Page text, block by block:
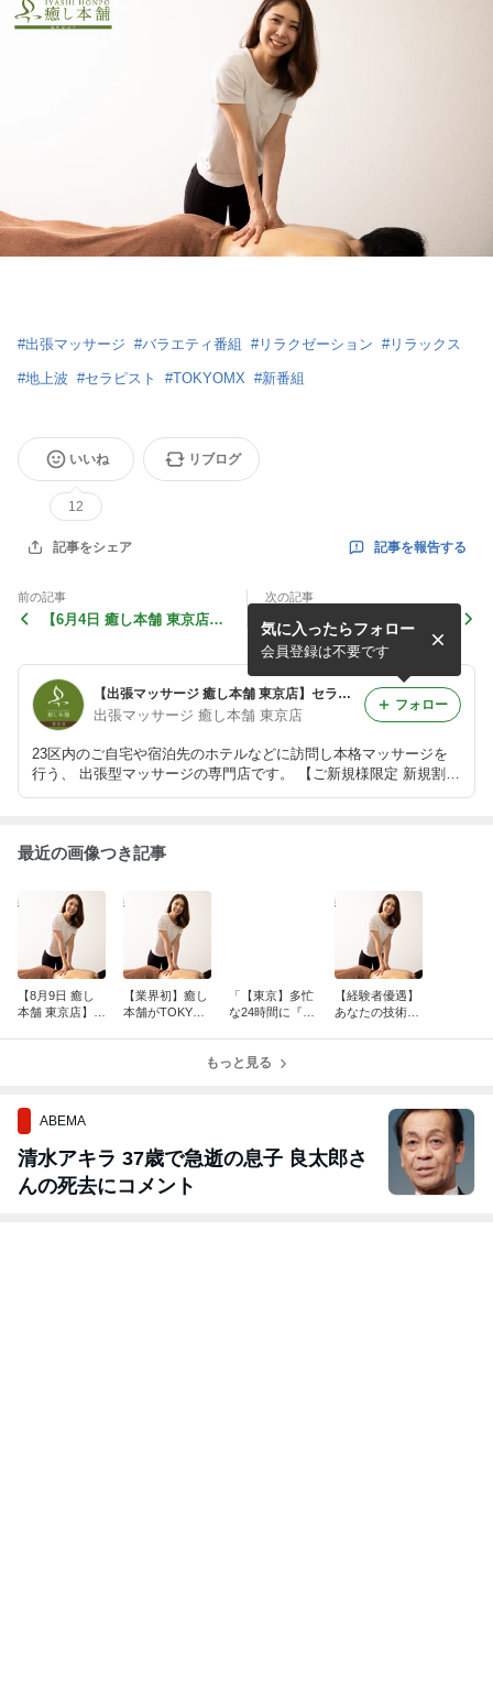
#出張マッサージ #バラエティ番組 #リラクゼーション #リラックス
#地上波 #セラピスト #TOKYOMX #新番組
いいね
12
リブログ
記事をシェア 記事を報告する
前の記事
【6月4日 癒し本舗 東京店】
次の記事
「【東京】多忙な24時間に
『余白』を。カード決済でス
マートに整う夜。」
【出張マッサージ 癒し本舗 東京店】セラピスト出勤ブログ
出張マッサージ 癒し本舗 東京店
23区内のご自宅や宿泊先のホテルなどに訪問し本格マッサージを
行う、 出張型マッサージの専門店です。 【ご新規様限定 新規割】
公式LINEにご登録いただきますと、ご新規様に限り最大5,000円O
気に入ったらフォロー
会員登録は不要です
フォロー
最近の画像つき記事
【8月9日 癒し
本舗 東京店】セ
【業界初】癒し
本舗がTOKYO
「【東京】多忙
な24時間に『余
に整う夜。」
【経験者優遇】
あなたの技術
もっと見る
ABEMA
清水アキラ 37歳で急逝の息子 良太郎さ
んの死去にコメント